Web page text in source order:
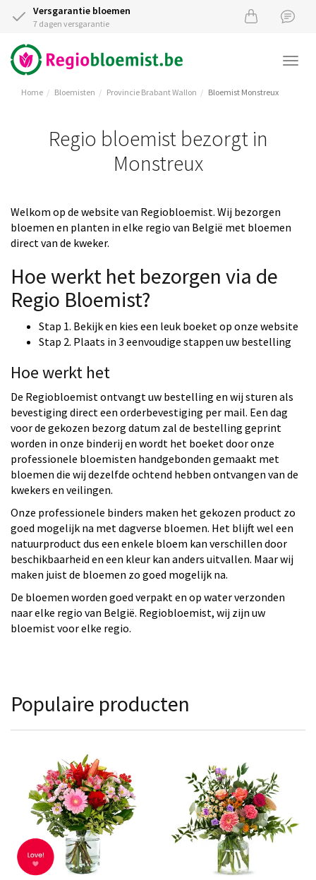
Versgarantie bloemen
7 dagen versgarantie
Home Bloemisten Provincie Brabant Wallon Bloemist Monstreux
Regio bloemist bezorgt in
Monstreux
Welkom op de website van Regiobloemist. Wij bezorgen
bloemen en planten in elke regio van België met bloemen
direct van de kweker.
Hoe werkt het bezorgen via de
Regio Bloemist?
Stap 1. Bekijk en kies een leuk boeket op onze website
Stap 2. Plaats in 3 eenvoudige stappen uw bestelling
Hoe werkt het
De Regiobloemist ontvangt uw bestelling en wij sturen als
bevestiging direct een orderbevestiging per mail. Een dag
voor de gekozen bezorg datum zal de bestelling geprint
worden in onze binderij en wordt het boeket door onze
professionele bloemisten handgebonden gemaakt met
bloemen die wij dezelfde ochtend hebben ontvangen van de
kwekers en veilingen.
Onze professionele binders maken het gekozen product zo
goed mogelijk na met dagverse bloemen. Het blijft wel een
natuurproduct dus een enkele bloem kan verschillen door
beschikbaarheid en een kleur kan anders uitvallen. Maar wij
maken juist de bloemen zo goed mogelijk na.
De bloemen worden goed verpakt en op water verzonden
naar elke regio van België. Regiobloemist, wij zijn uw
bloemist voor elke regio.
Populaire producten